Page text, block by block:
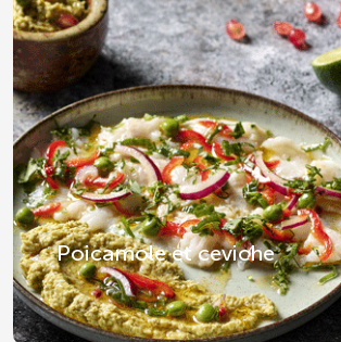
Poicamole et ceviche